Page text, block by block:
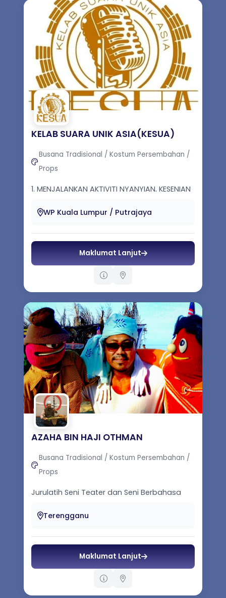
Prasarana Seni Persembahan /
Kampung Budaya
Jurulatih Seni Budaya Negara (JSBN)
KELAB SUARA UNIK ASIA(KESUA)
Busana Tradisional / Kostum Persembahan /
Props
1. MENJALANKAN AKTIVITI NYANYIAN, KESENIAN
SOSIAL UNTUK AHLI DAN MASYARKAT ...
WP Kuala Lumpur / Putrajaya
Maklumat Lanjut
AZAHA BIN HAJI OTHMAN
Busana Tradisional / Kostum Persembahan /
Props
Jurulatih Seni Teater dan Seni Berbahasa
Terengganu
Maklumat Lanjut